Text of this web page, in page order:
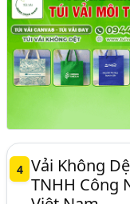
4 Vải Không
TNHH Công